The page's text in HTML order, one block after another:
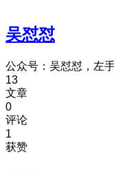
吴怼怼
公众号：吴怼怼，左
13
文章
0
评论
1
获赞